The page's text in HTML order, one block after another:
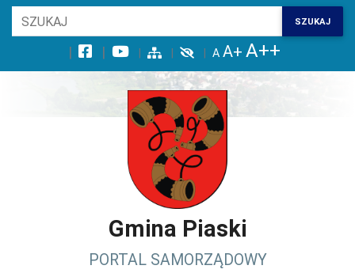
Wróć na początek strony
Przejdź do treści głównej
Przejdź do stopki
Przejdź do menu górnego
Przejdź do mapy serwisu
SZUKAJ
Gmina Piaski
PORTAL SAMORZĄDOWY